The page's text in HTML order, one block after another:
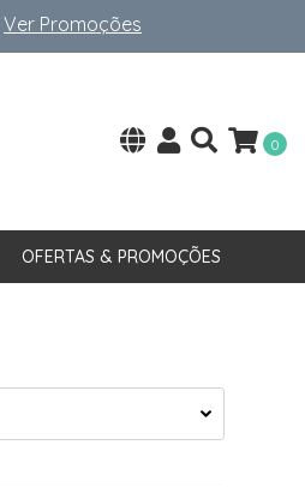
Ver Promoções
0
OFERTAS & PROMOÇÕES